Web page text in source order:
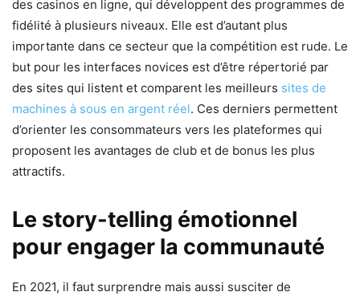
des casinos en ligne, qui développent des programmes de
fidélité à plusieurs niveaux. Elle est d’autant plus
importante dans ce secteur que la compétition est rude. Le
but pour les interfaces novices est d’être répertorié par
des sites qui listent et comparent les meilleurs sites de
machines à sous en argent réel. Ces derniers permettent
d’orienter les consommateurs vers les plateformes qui
proposent les avantages de club et de bonus les plus
attractifs.
Le story-telling émotionnel
pour engager la communauté
En 2021, il faut surprendre mais aussi susciter de